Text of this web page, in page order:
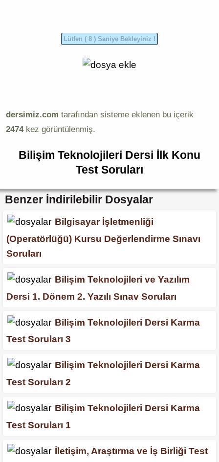
dersimiz.com tarafından sisteme eklenen bu içerik
2474kez görüntülenmiş.
Bilişim Teknolojileri Dersi İlk Konu
Test Soruları
Benzer İndirilebilir Dosyalar
Bilgisayar İşletmenliği
(Operatörlüğü) Kursu Değerlendirme Sınavı
Soruları
Bilişim Teknolojileri ve Yazılım
Dersi 1. Dönem 2. Yazılı Sınav Soruları
Bilişim Teknolojileri Dersi Karma
Test Soruları 3
Bilişim Teknolojileri Dersi Karma
Test Soruları 2
Bilişim Teknolojileri Dersi Karma
Test Soruları 1
İletişim, Araştırma ve İş Birliği Test